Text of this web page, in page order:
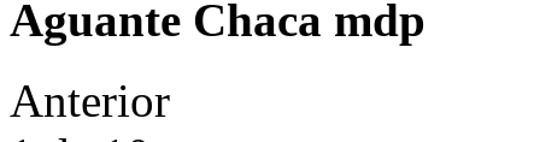
Aguante Chaca mdp
Anterior